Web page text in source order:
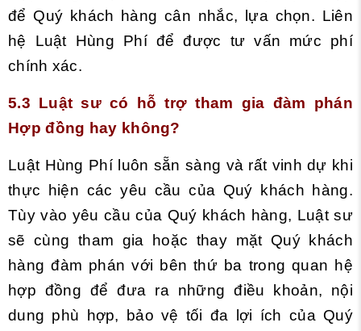
để Quý khách hàng cân nhắc, lựa chọn. Liên
hệ Luật Hùng Phí để được tư vấn mức phí
chính xác.
5.3 Luật sư có hỗ trợ tham gia đàm phán
Hợp đồng hay không?
Luật Hùng Phí luôn sẵn sàng và rất vinh dự khi
thực hiện các yêu cầu của Quý khách hàng.
Tùy vào yêu cầu của Quý khách hàng, Luật sư
sẽ cùng tham gia hoặc thay mặt Quý khách
hàng đàm phán với bên thứ ba trong quan hệ
hợp đồng để đưa ra những điều khoản, nội
dung phù hợp, bảo vệ tối đa lợi ích của Quý